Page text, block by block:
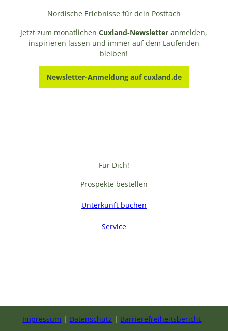
Nordische Erlebnisse für dein Postfach
Jetzt zum monatlichenCuxland-Newsletter anmelden,
inspirieren lassen und immer auf dem Laufenden
bleiben!
Newsletter-Anmeldung auf cuxland.de
Für Dich!
Prospekte bestellen
Unterkunft buchen
Service
o
Impressum Datenschutz Barrierefreiheitsbericht